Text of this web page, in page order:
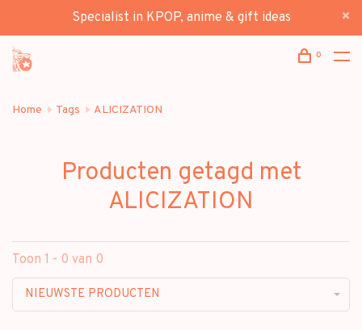
Specialist in KPOP, anime & gift ideas
0
Home Tags ALICIZATION
Producten getagd met
ALICIZATION
Toon 1 - 0 van 0
NIEUWSTE PRODUCTEN